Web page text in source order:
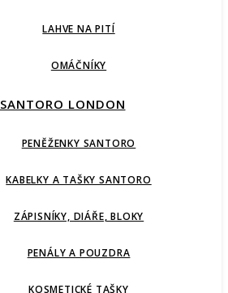
LAHVE NA PITÍ
OMÁČNÍKY
SANTORO LONDON
PENĚŽENKY SANTORO
KABELKY A TAŠKY SANTORO
ZÁPISNÍKY, DIÁŘE, BLOKY
PENÁLY A POUZDRA
KOSMETICKÉ TAŠKY